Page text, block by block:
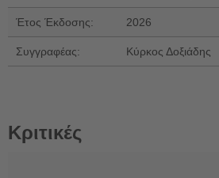
Έτος Έκδοσης: 2026
Συγγραφέας: Κύρκος Δοξιάδης
Κριτικές